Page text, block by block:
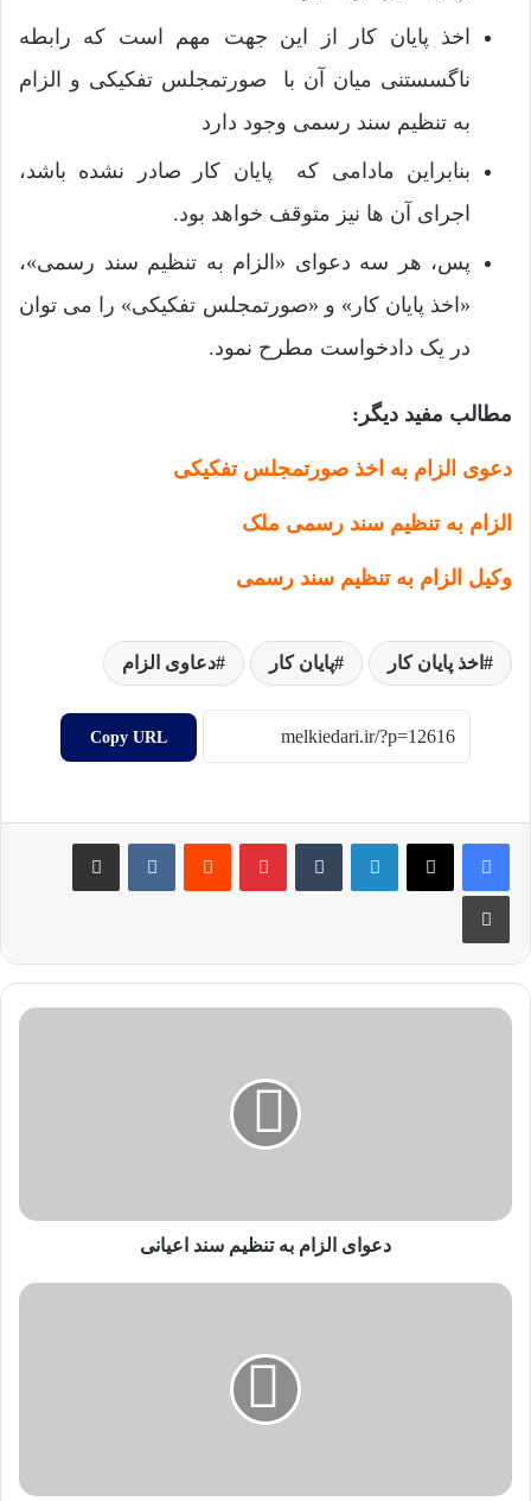
اخذ پایان کار از این جهت مهم است که رابطه
ناگسستنی میان آن با صورتمجلس تفکیکی و الزام
به تنظیم سند رسمی وجود دارد
بنابراین مادامی که پایان کار صادر نشده باشد،
اجرای آن ها نیز متوقف خواهد بود.
پس، هر سه دعوای «الزام به تنظیم سند رسمی»،
«اخذ پایان کار» و «صورتمجلس تفکیکی» را می توان
در یک دادخواست مطرح نمود.
مطالب مفید دیگر:
دعوی الزام به اخذ صورتمجلس تفکیکی
الزام به تنظیم سند رسمی ملک
وکیل الزام به تنظیم سند رسمی
اخذ پایان کار پایان کار دعاوی الزام
Copy URL
دعوای الزام به تنظیم سند اعیانی